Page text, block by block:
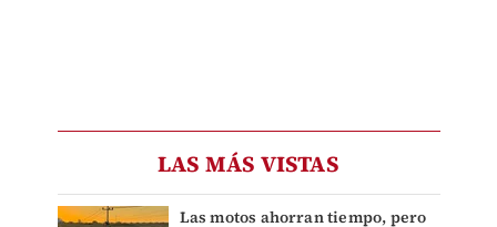
LAS MÁS VISTAS
Las motos ahorran tiempo, pero